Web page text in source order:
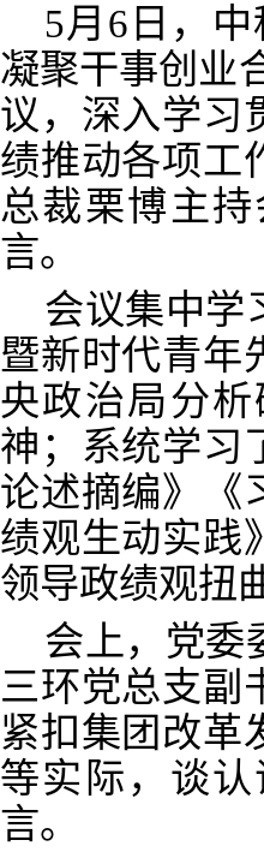
5月 6 日，
凝聚干事创业
议，深入学习
绩推动各项工
总裁栗博主
言。
会议集中学
暨新时代青年
央政治局分
神 ； 系统学习
论述摘编》
《
绩观生动实践
领导政绩观扭
会上，党委
三环党总支副
紧扣集团改革
等实际，谈
言。